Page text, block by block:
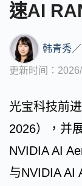
速AI
韩青秀／
更新时间：
光宝科技前
2026），并
NVIDIA AI
与NVIDIA AI